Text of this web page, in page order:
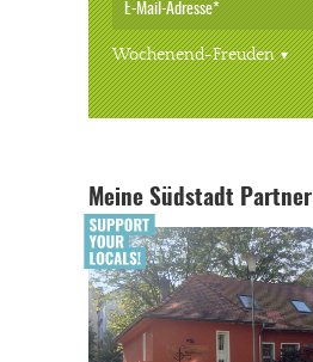
Wochenend-Freuden
Meine Südstadt Partner